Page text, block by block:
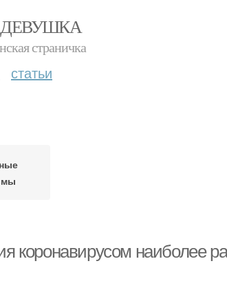
страничка
статьи
коронавирусом наиболее